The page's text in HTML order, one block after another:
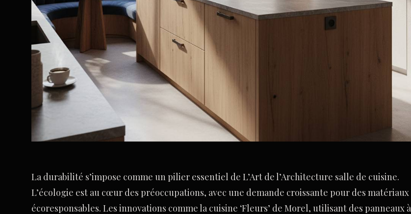
La durabilité s’impose comme un pilier essentiel de L’Art de l’Architecture salle de cuisine.
L’écologie est au cœur des préoccupations, avec une demande croissante pour des matériaux
écoresponsables. Les innovations comme la cuisine ‘Fleurs’ de Morel, utilisant des panneaux à